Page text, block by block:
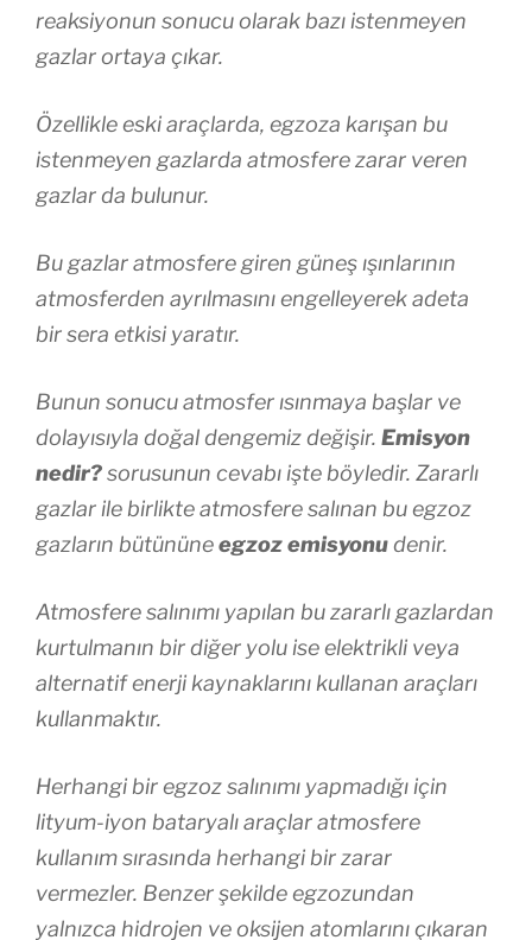
reaksiyonun sonucu olarak bazı istenmeyen
gazlar ortaya çıkar.
Özellikle eski araçlarda, egzoza karışan bu
istenmeyen gazlarda atmosfere zarar veren
gazlar da bulunur.
Bu gazlar atmosfere giren güneş ışınlarının
atmosferden ayrılmasını engelleyerek adeta
bir sera etkisi yaratır.
Bunun sonucu atmosfer ısınmaya başlar ve
dolayısıyla doğal dengemiz değişir. Emisyon
nedir?sorusunun cevabı işte böyledir. Zararlı
gazlar ile birlikte atmosfere salınan bu egzoz
gazların bütününeegzoz emisyonudenir.
Atmosfere salınımı yapılan bu zararlı gazlardan
kurtulmanın bir diğer yolu ise elektrikli veya
alternatif enerji kaynaklarını kullanan araçları
kullanmaktır.
Herhangi bir egzoz salınımı yapmadığı için
lityum-iyon bataryalı araçlar atmosfere
kullanım sırasında herhangi bir zarar
vermezler. Benzer şekilde egzozundan
yalnızca hidrojen ve oksijen atomlarını çıkaran